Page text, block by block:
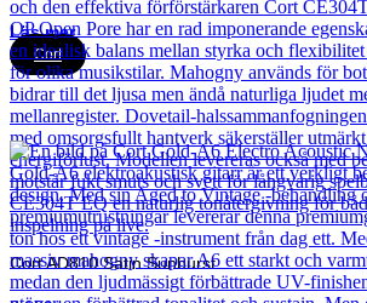
Läs mer
Cort
Cort AD810 Satin Sunburst